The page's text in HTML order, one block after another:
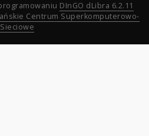
DInGO dLibra 6.2.11
Centrum Superkomputerowo-
Sieciowe